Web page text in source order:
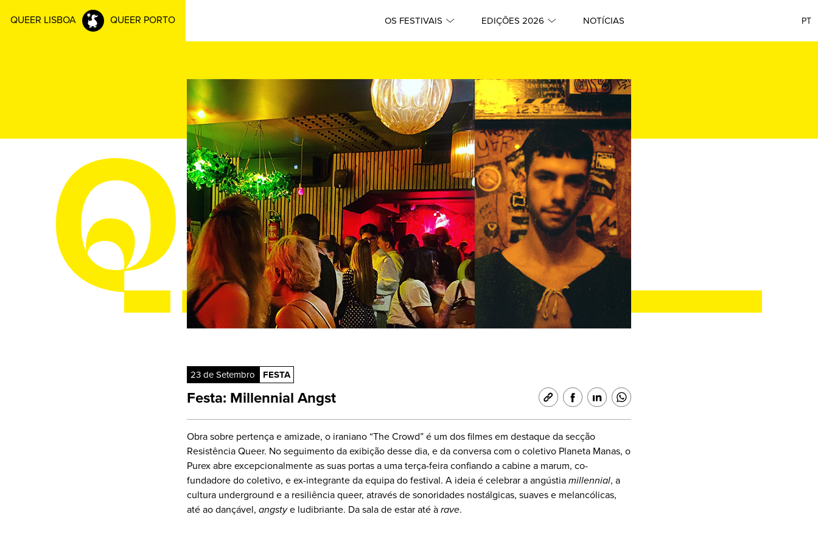
QUEER LISBOA QUEER PORTO OS FESTIVAIS EDIÇÕES 2026 NOTÍCIAS PT
23 de Setembro FESTA
Festa: Millennial Angst
Obra sobre pertença e amizade, o iraniano “The Crowd” é um dos filmes em destaque da secção
Resistência Queer. No seguimento da exibição desse dia, e da conversa com o coletivo Planeta Manas, o
Purex abre excepcionalmente as suas portas a uma terça-feira confiando a cabine a marum, co-
fundadore do coletivo, e ex-integrante da equipa do festival. A ideia é celebrar a angústia millennial, a
cultura underground e a resiliência queer, através de sonoridades nostálgicas, suaves e melancólicas,
até ao dançável, angstye ludibriante. Da sala de estar até à rave.